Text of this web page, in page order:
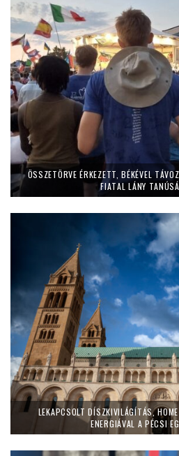
ÖSSZETÖRVE ÉRKEZETT, BÉKÉVEL
FIATAL LÁNY
LEKAPCSOLT DÍSZKIVILÁGÍTÁS,
ENERGIÁVAL A PÉCSI